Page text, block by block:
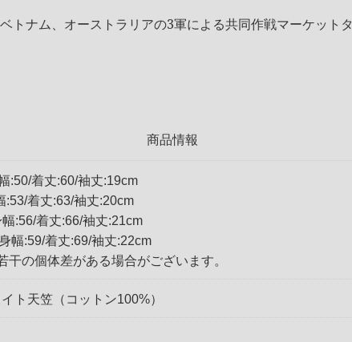
トナム、オーストラリアの3軍による共同作戦マーケット
商品情報
:50/着丈:60/袖丈:19cm
:53/着丈:63/袖丈:20cm
:56/着丈:66/袖丈:21cm
幅:59/着丈:69/袖丈:22cm
干の個体差がある場合がございます。
ト天笠（コットン100%）